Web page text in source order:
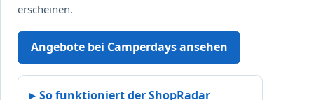
erscheinen.
Angebote bei Camperdays ansehen
So funktioniert der ShopRadar